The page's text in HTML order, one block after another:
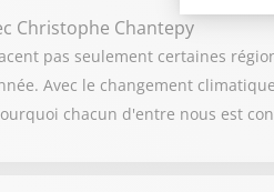
Christophe Chantepy
pas seulement certaines
Avec le changement
chacun d'entre nous est